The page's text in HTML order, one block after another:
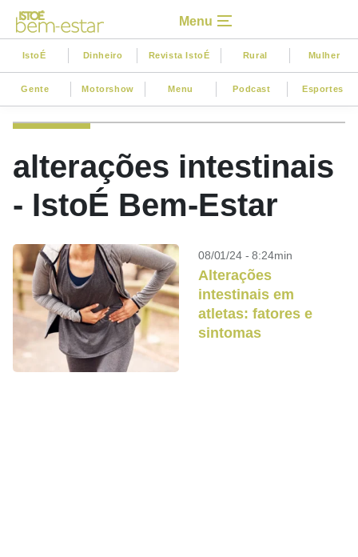
Menu
IstoÉ Dinheiro Revista IstoÉ Rural Mulher
Gente Motorshow Menu Podcast Esportes
alterações intestinais
- IstoÉ Bem-Estar
08/01/24 - 8:24min
Alterações
intestinais em
atletas: fatores e
sintomas